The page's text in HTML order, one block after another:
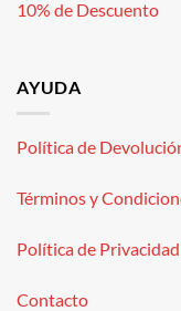
10% de Descuento
AYUDA
Política de
Términos y
Política de Privacidad
Contacto